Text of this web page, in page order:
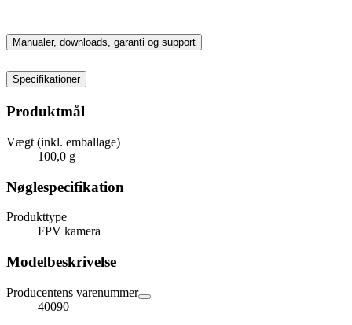
Manualer, downloads, garanti og support
Specifikationer
Produktmål
Vægt (inkl. emballage)
100,0 g
Nøglespecifikation
Produkttype
FPV kamera
Modelbeskrivelse
Producentens varenummer
40090